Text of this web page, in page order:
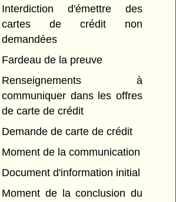
Interdiction d'émettre des
cartes de crédit non
demandées
Fardeau de la preuve
Renseignements à
communiquer dans les offres
de carte de crédit
Demande de carte de crédit
Moment de la communication
Document d'information initial
Moment de la conclusion du